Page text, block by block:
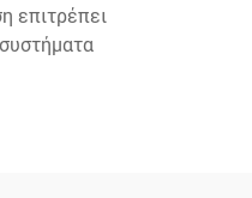
επιτρέπει